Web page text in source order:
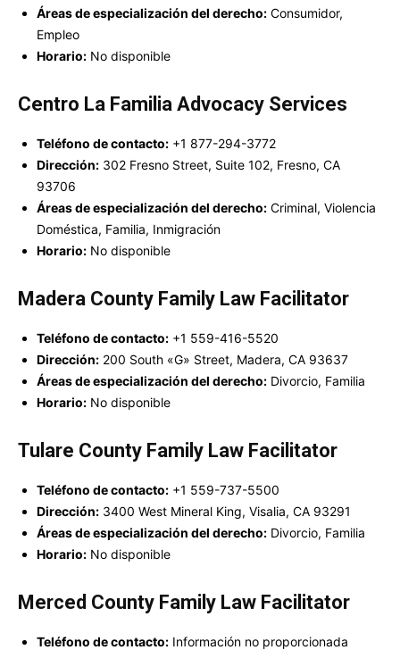
Áreas de especialización del derecho: Consumidor,
Empleo
Horario: No disponible
Centro La Familia Advocacy Services
Teléfono de contacto: +1 877-294-3772
Dirección: 302 Fresno Street, Suite 102, Fresno, CA
93706
Áreas de especialización del derecho: Criminal, Violencia
Doméstica, Familia, Inmigración
Horario: No disponible
Madera County Family Law Facilitator
Teléfono de contacto: +1 559-416-5520
Dirección: 200 South «G» Street, Madera, CA 93637
Áreas de especialización del derecho: Divorcio, Familia
Horario: No disponible
Tulare County Family Law Facilitator
Teléfono de contacto: +1 559-737-5500
Dirección: 3400 West Mineral King, Visalia, CA 93291
Áreas de especialización del derecho: Divorcio, Familia
Horario: No disponible
Merced County Family Law Facilitator
Teléfono de contacto: Información no proporcionada